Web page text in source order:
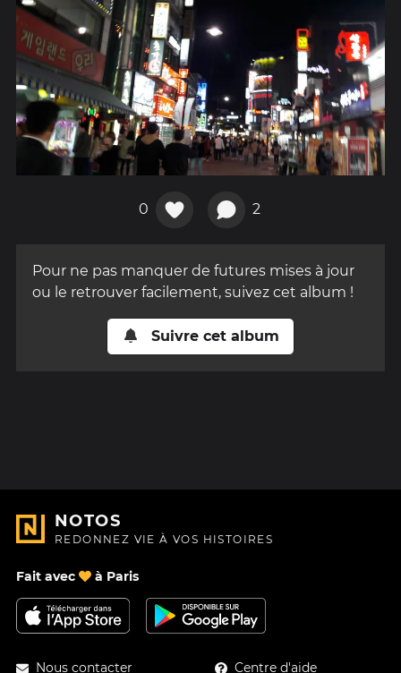
0 2
Pour ne pas manquer de futures mises à jour
ou le retrouver facilement, suivez cet album !
Suivre cet album
NOTOS
REDONNEZ VIE À VOS HISTOIRES
Fait avec à Paris
Nous contacter Centre d'aide